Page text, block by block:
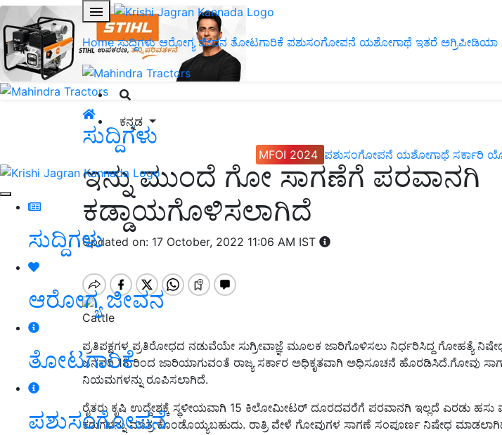
Home ಸುದ್ದಿಗಳು ಆರೋಗ್ಯ ಜೀವನ ತೋಟಗಾರಿಕೆ ಪಶುಸಂಗೋಪನೆ ಯಶೋಗಾಥೆ ಇತರೆ ಅಗ್ರಿಪೀಡಿಯಾ
ಕನ್ನಡ
MFOI 2024 ಪಶುಸಂಗೋಪನೆ ಯಶೋಗಾಥೆ ಸರ್ಕಾರಿ
ಸುದ್ದಿಗಳು
ಆರೋಗ್ಯ ಜೀವನ
ತೋಟಗಾರಿಕೆ
ಪಶುಸಂಗೋಪನೆ
ಸುದ್ದಿಗಳು
ಇನ್ನು ಮುಂದೆ ಗೋ ಸಾಗಣೆಗೆ ಪರವಾನಗಿ
ಕಡ್ಡಾಯಗೊಳಿಸಲಾಗಿದೆ
Updated on: 17 October, 2022 11:06 AM IST
Cattle
ಪ್ರತಿಪಕ್ಷಗಳ ಪ್ರತಿರೋಧದ ನಡುವೆಯೇ ಸುಗ್ರೀವಾಜ್ಞೆ ಮೂಲಕ ಜಾರಿಗೊಳಿಸಲು ನಿರ್ಧರಿಸಿದ್ದ ಗೋಹತ್ಯೆ
ಜನವರಿ 18 ರಿಂದ ಜಾರಿಯಾಗುವಂತೆ ರಾಜ್ಯ ಸರ್ಕಾರ ಅಧಿಕೃತವಾಗಿ ಅಧಿಸೂಚನೆ ಹೊರಡಿಸಿದೆ.ಗೋವು
ನಿಯಮಗಳನ್ನು ರೂಪಿಸಲಾಗಿದೆ.
ರೈತರು ಕೃಷಿ ಉದ್ದೇಶಕ್ಕೆ ಸ್ಥಳೀಯವಾಗಿ 15 ಕಿಲೋಮೀಟರ್‌ ದೂರದವರೆಗೆ ಪರವಾನಗಿ ಇಲ್ಲದೆ ಎರಡು ಹಸು
ಕರುಗಳನ್ನು ಮಾತ್ರ ಕೊಂಡೊಯ್ಯಬಹುದು. ರಾತ್ರಿ ವೇಳೆ ಗೋವುಗಳ ಸಾಗಣೆ ಸಂಪೂರ್ಣ ನಿಷೇಧ